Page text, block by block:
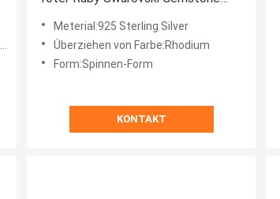
Necklace
Meterial:925 Sterling Silver
Überziehen von Farbe:Rhodium
Form:Spinnen-Form
KONTAKT